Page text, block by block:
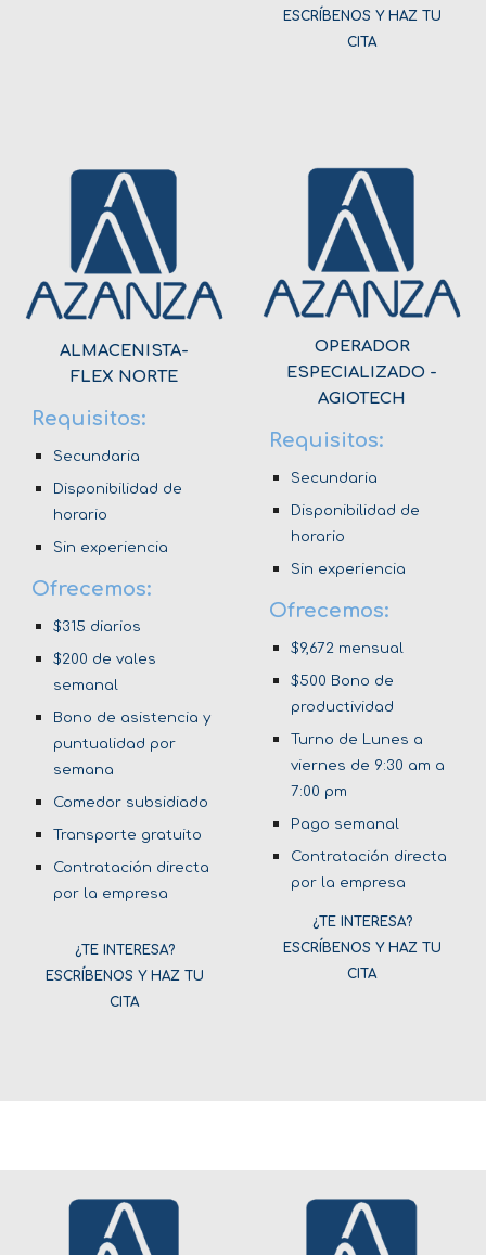
ESCRÍBENOS Y HAZ TU
CITA
ALMACENISTA-
FLEX NORTE
Requisitos:
Secundaria
Disponibilidad de
horario
Sin experiencia
Ofrecemos:
$315 diarios
$200 de vales
semanal
Bono de asistencia y
puntualidad por
semana
Comedor subsidiado
Transporte gratuito
Contratación directa
por la empresa
¿TE INTERESA?
ESCRÍBENOS Y HAZ TU
CITA
OPERADOR
ESPECIALIZADO -
AGIOTECH
Requisitos:
Secundaria
Disponibilidad de
horario
Sin experiencia
Ofrecemos:
$9,672 mensual
$500 Bono de
productividad
Turno de Lunes a
viernes de 9:30 am a
7:00 pm
Pago semanal
Contratación directa
por la empresa
¿TE INTERESA?
ESCRÍBENOS Y HAZ TU
CITA